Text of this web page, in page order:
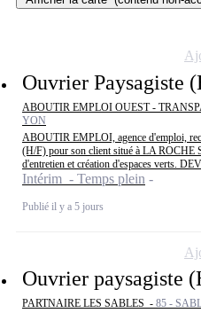
Ouvrier Paysagiste
ABOUTIR EMPLOI OUEST -
YON
ABOUTIR EMPLOI, agence d'emploi,
(H/F) pour son client situé à LA ROCHE
d'entretien et création d'espaces verts.
Intérim - Temps plein
Publié il y a 5 jours
Ouvrier paysagiste
PARTNAIRE LES SABLES - 85 -